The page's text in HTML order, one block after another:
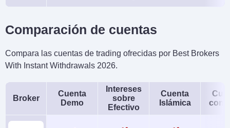
Comparación de cuentas
Compara las cuentas de trading ofrecidas por Best Brokers
With Instant Withdrawals 2026.
Broker
Cuenta
Demo
Intereses
sobre
Efectivo
Cuenta
Islámica